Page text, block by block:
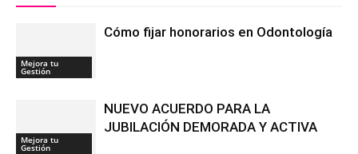
Mejora tu
Gestión
Cómo fijar honorarios en Odontología
Mejora tu
Gestión
NUEVO ACUERDO PARA LA
JUBILACIÓN DEMORADA Y ACTIVA